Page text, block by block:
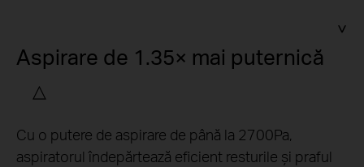
Aspirare de 1.35× mai puternică
△
Cu o putere de aspirare de până la 2700Pa,
aspiratorul îndepărtează eficient resturile și praful